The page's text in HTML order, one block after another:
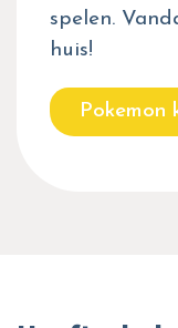
spelen.
huis!
Pokemon